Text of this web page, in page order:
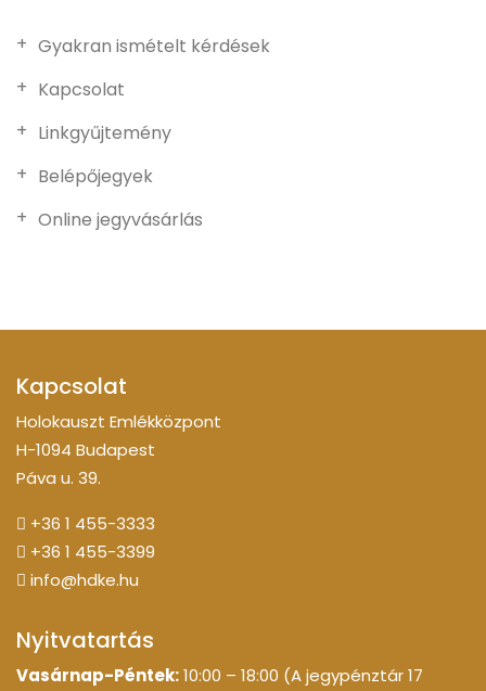
Gyakran ismételt kérdések
Kapcsolat
Linkgyűjtemény
Belépőjegyek
Online jegyvásárlás
Kapcsolat
Holokauszt Emlékközpont
H-1094 Budapest
Páva u. 39.
+36 1 455-3333
+36 1 455-3399
info@hdke.hu
Nyitvatartás
Vasárnap-Péntek:10:00 – 18:00 (A jegypénztár 17